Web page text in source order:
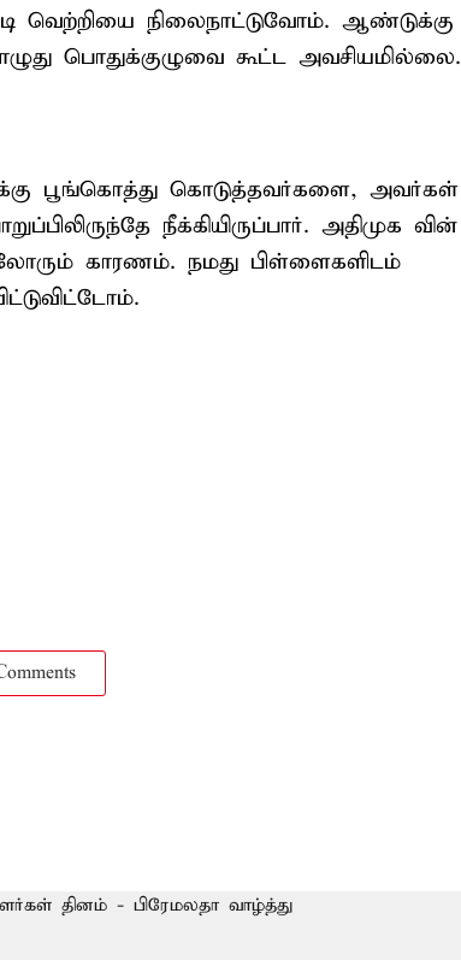
வெற்றியை நிலைநாட்டுவோம். ஆண்டுக்கு
பொதுக்குழுவை கூட்ட அவசியமில்லை.
பூங்கொத்து கொடுத்தவர்களை, அவர்கள்
நீக்கியிருப்பார். அதிமுக வின்
காரணம். நமது பிள்ளைகளிடம்